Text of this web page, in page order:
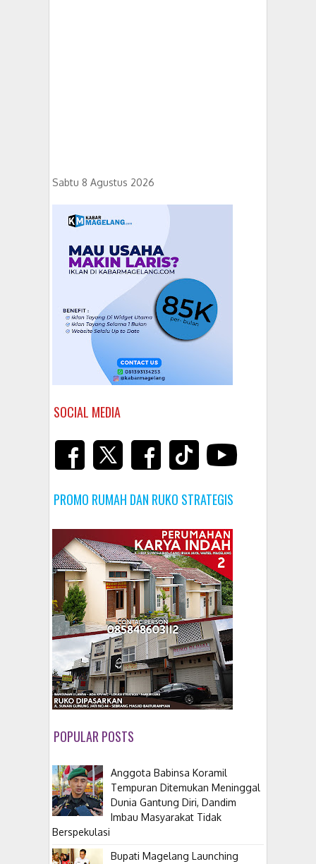
Sabtu 8 Agustus 2026
SOCIAL MEDIA
PROMO RUMAH DAN RUKO STRATEGIS
POPULAR POSTS
Anggota Babinsa Koramil
Tempuran Ditemukan Meninggal
Dunia Gantung Diri, Dandim
Imbau Masyarakat Tidak
Berspekulasi
Bupati Magelang Launching